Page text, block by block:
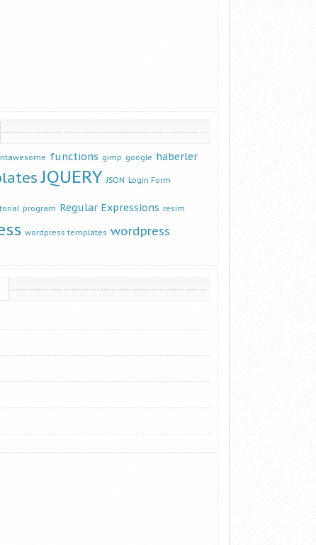
functions gimp google haberler
JQUERY JSON Login Form
program Regular Expressions resim
wordpress templates wordpress